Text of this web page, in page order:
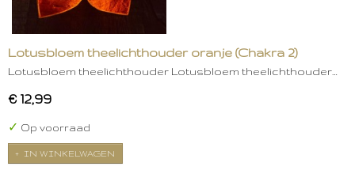
Lotusbloem theelichthouder oranje (Chakra 2)
Lotusbloem theelichthouder Lotusbloem theelichthouder…
€ 12,99
✓ Op voorraad
IN WINKELWAGEN